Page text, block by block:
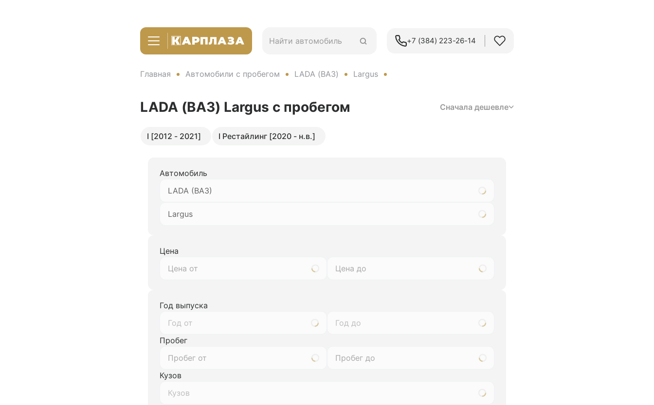
+7 (384) 223-26-14‬
Главная Автомобили с пробегом LADA (ВАЗ) Largus
LADA (ВАЗ) Largus с пробегом Сначала дешевле
I [2012 - 2021] I Рестайлинг [2020 - н.в.]
Автомобиль
LADA (ВАЗ)
Largus
Цена
Год выпуска
Год от
Год до
Пробег
Кузов
Кузов